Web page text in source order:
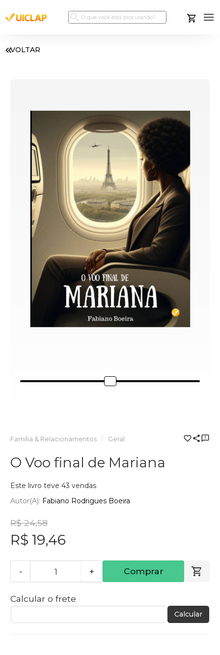
VOLTAR
Família & Relacionamentos Geral
O Voo final de Mariana
Este livro teve 43 vendas
Autor(a): Fabiano Rodrigues Boeira
R$ 24,58
R$ 19,46
- + Comprar
Calcular o frete
Calcular